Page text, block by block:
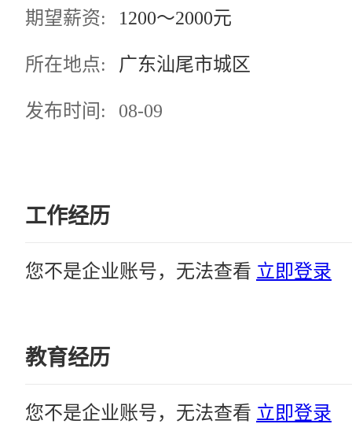
期望薪资: 1200～2000元
所在地点: 广东汕尾市城区
发布时间: 08-09
工作经历
您不是企业账号，无法查看 立即登录
教育经历
您不是企业账号，无法查看 立即登录